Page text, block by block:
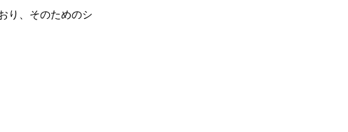
り、そのためのシ